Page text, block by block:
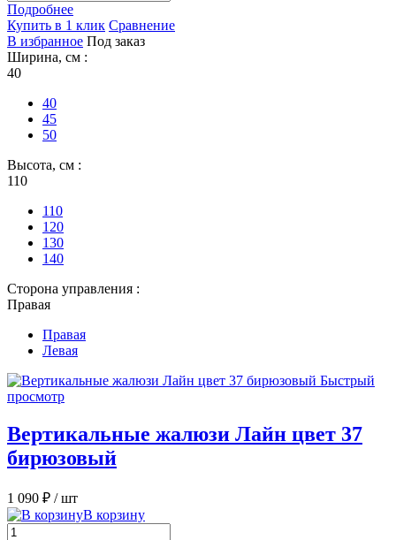
Подробнее
Купить в 1 клик Сравнение
В избранное Под заказ
Ширина, см :
40
40
45
50
Высота, см :
110
110
120
130
140
Сторона управления :
Правая
Правая
Левая
Быстрый
просмотр
Вертикальные жалюзи Лайн цвет 37
бирюзовый
1 090 ₽ / шт
В корзину